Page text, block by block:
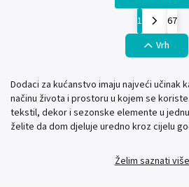
1
67
Vrh
Dodaci za kućanstvo imaju najveći učinak
načinu života i prostoru u kojem se
tekstil, dekor i sezonske elemente u
želite da dom djeluje uredno kroz cijelu
Želim saznati više